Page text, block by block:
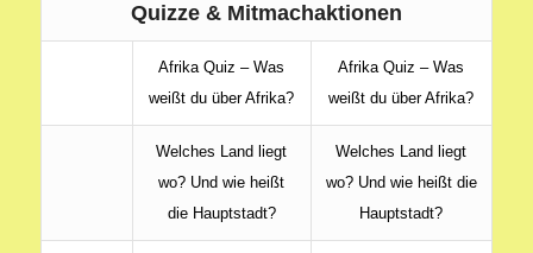
Quizze & Mitmachaktionen
Afrika Quiz – Was
weißt du über Afrika?
Afrika Quiz – Was
weißt du über Afrika?
Welches Land liegt
wo? Und wie heißt
die Hauptstadt?
Welches Land liegt
wo? Und wie heißt die
Hauptstadt?